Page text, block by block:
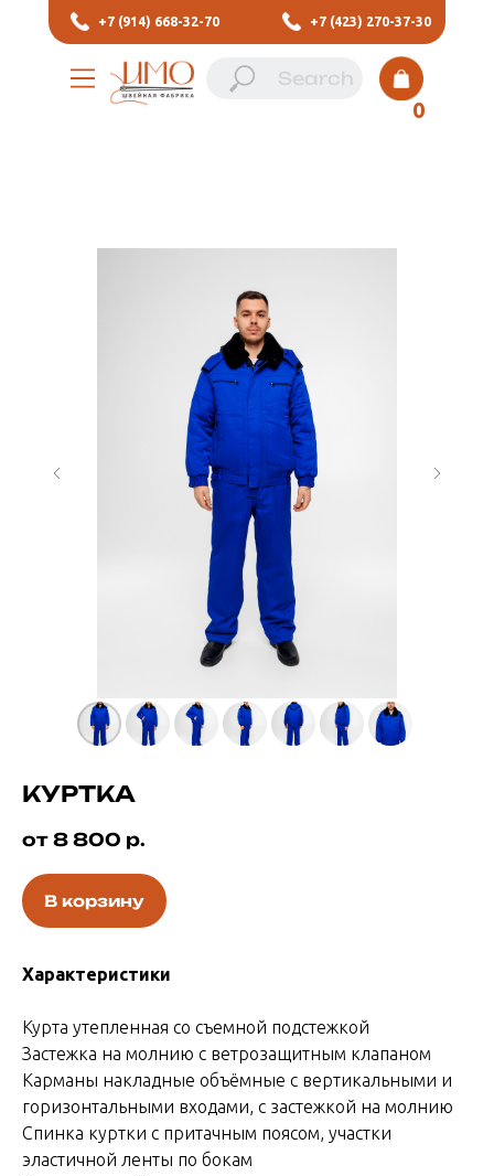
+7 (423) 270-37-30
+7 (914) 668-32-70
0
КУРТКА
от 8 800 р.
В корзину
Характеристики
Курта утепленная со съемной подстежкой
Застежка на молнию с ветрозащитным клапаном
Карманы накладные объёмные с вертикальными и
горизонтальными входами, с застежкой на молнию
Спинка куртки с притачным поясом, участки
эластичной ленты по бокам